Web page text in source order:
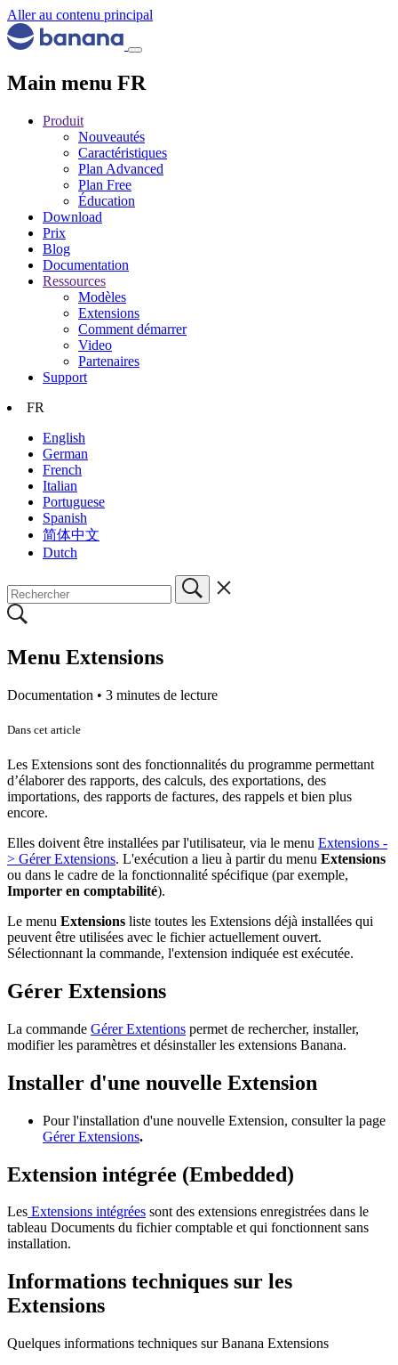
Aller au contenu principal
Main menu FR
Produit
Nouveautés
Caractéristiques
Plan Advanced
Plan Free
Éducation
Download
Prix
Blog
Documentation
Ressources
Modèles
Extensions
Comment démarrer
Video
Partenaires
Support
FR
English
German
French
Italian
Portuguese
Spanish
简体中文
Dutch
Menu Extensions
Documentation • 3 minutes de lecture
Dans cet article
Les Extensions sont des fonctionnalités du programme permettant
d’élaborer des rapports, des calculs, des exportations, des
importations, des rapports de factures, des rappels et bien plus
encore.
Elles doivent être installées par l'utilisateur, via le menu Extensions -
> Gérer Extensions. L'exécution a lieu à partir du menu Extensions
ou dans le cadre de la fonctionnalité spécifique (par exemple,
Importer en comptabilité).
Le menu Extensions liste toutes les Extensions déjà installées qui
peuvent être utilisées avec le fichier actuellement ouvert.
Sélectionnant la commande, l'extension indiquée est exécutée.
Gérer Extensions
La commande Gérer Extentions permet de rechercher, installer,
modifier les paramètres et désinstaller les extensions Banana.
Installer d'une nouvelle Extension
Pour l'installation d'une nouvelle Extension, consulter la page
Gérer Extensions.
Extension intégrée (Embedded)
Les Extensions intégrées sont des extensions enregistrées dans le
tableau Documents du fichier comptable et qui fonctionnent sans
installation.
Informations techniques sur les
Extensions
Quelques informations techniques sur Banana Extensions